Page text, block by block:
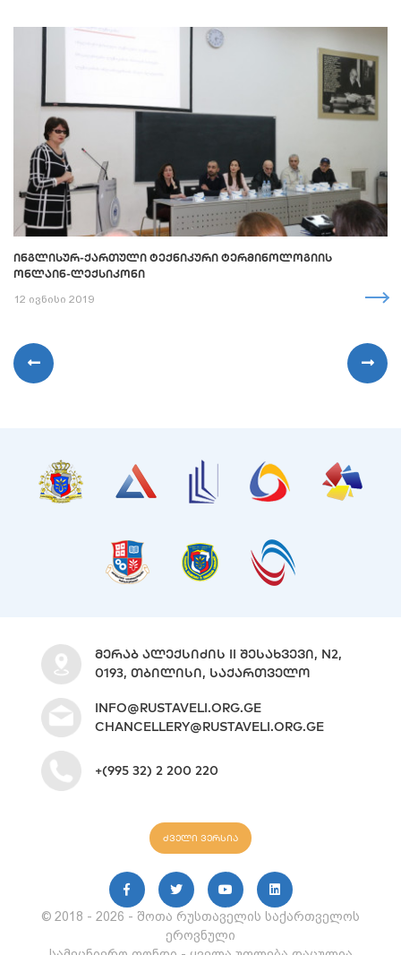
ᲘᲜᲒᲚᲘᲡᲣᲠ-ᲥᲐᲠᲗᲣᲚᲘ ᲢᲔᲥᲜᲘᲙᲣᲠᲘ ᲢᲔᲠᲛᲘᲜᲝᲚᲝᲒᲘᲘᲡ
ᲝᲜᲚᲐᲘᲜ-ᲚᲔᲥᲡᲘᲙᲝᲜᲘ
12 ივნისი 2019
© 2018 - 2026 - შოთა რუსთაველის საქართველოს
ეროვნული
ᲛᲔᲠᲐᲑ ᲐᲚᲔᲥᲡᲘᲫᲘᲡ II ᲨᲔᲡᲐᲮᲕᲔᲕᲘ, N2,
0193, ᲗᲑᲘᲚᲘᲡᲘ, ᲡᲐᲥᲐᲠᲗᲕᲔᲚᲝ
INFO@RUSTAVELI.ORG.GE
CHANCELLERY@RUSTAVELI.ORG.GE
+(995 32) 2 200 220
ძველი ვერსია